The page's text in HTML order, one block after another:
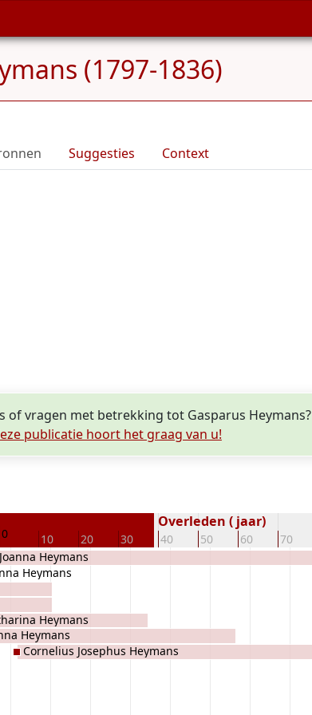
(1797-1836)
Suggesties Context
of vragen met betrekking tot Gasparus Heymans?
publicatie hoort het graag van u!
0 10 20 30 40 50 60 70
Overleden ( jaar)
Heymans
Heymans
Heymans
Joanna Heymans
Cornelius Josephus Heymans